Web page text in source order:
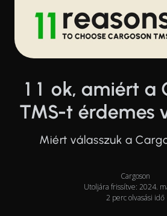
11 ok, amiért a
TMS-t érdemes
Miért válasszuk a
Cargoson
Utoljára frissítve: 2024.
2 perc olvasási idő